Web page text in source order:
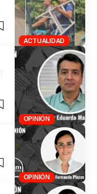
ACTUALIDAD
OPINIÓN
OPINIÓN